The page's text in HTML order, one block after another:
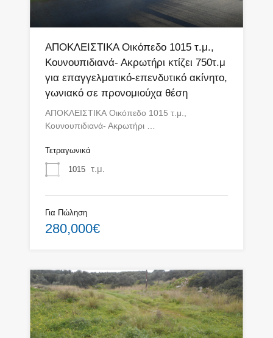
ΑΠΟΚΛΕΙΣΤΙΚΑ Οικόπεδο 1015 τ.μ.,
Κουνουπιδιανά- Ακρωτήρι κτίζει 750τ.μ
για επαγγελματικό-επενδυτικό ακίνητο,
γωνιακό σε προνομιούχα θέση
ΑΠΟΚΛΕΙΣΤΙΚΑ Οικόπεδο 1015 τ.μ.,
Κουνουπιδιανά- Ακρωτήρι …
Τετραγωνικά
1015 τ.μ.
Για Πώληση
280,000€